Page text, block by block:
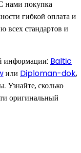
нами покупка
гибкой оплата и
всех стандартов и
информации: Baltic
или Diploman-dok,
Узнайте, сколько
оригинальный